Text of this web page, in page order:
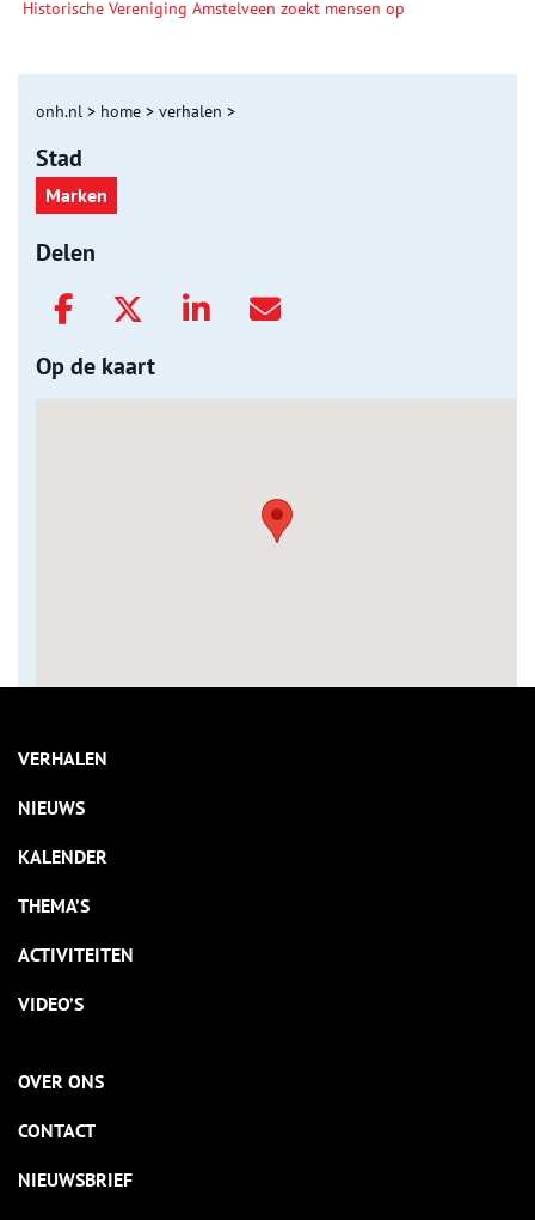
Historische Vereniging Amstelveen zoekt mensen op
onh.nl > home > verhalen >
Stad
Marken
Delen
Op de kaart
VERHALEN
NIEUWS
KALENDER
THEMA’S
ACTIVITEITEN
VIDEO’S
OVER ONS
CONTACT
NIEUWSBRIEF